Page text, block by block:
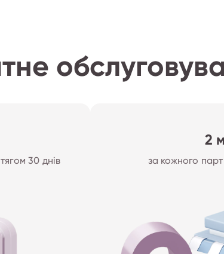
30 днів
2
за кожного